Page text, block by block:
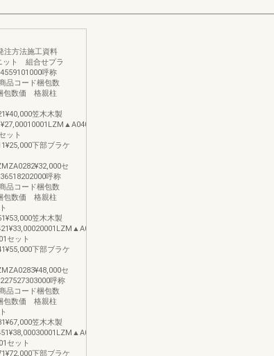
注方法施工資料
ット 組合せプラ
呼称
品コード梱包数
包数価 格親柱
笠木木製
ット
下部ブラケ
セ
呼称
品コード梱包数
包数価 格親柱
笠木木製
セット
下部ブラケ
セ
呼称
品コード梱包数
包数価 格親柱
笠木木製
セット
下部ブラケ